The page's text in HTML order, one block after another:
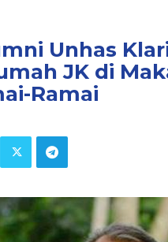
Unhas
JK di
Ramai